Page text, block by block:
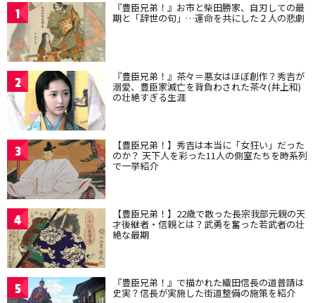
1 『豊臣兄弟！』お市と柴田勝家、自刃しての最
期と「辞世の句」…運命を共にした２人の悲劇
2 『豊臣兄弟！』茶々＝悪女はほぼ創作？秀吉が
溺愛、豊臣家滅亡を背負わされた茶々(井上和)
の壮絶すぎる生涯
3 【豊臣兄弟！】秀吉は本当に「女狂い」だった
のか？ 天下人を彩った11人の側室たちを時系列
で一挙紹介
4 【豊臣兄弟！】22歳で散った長宗我部元親の天
才後継者・信親とは？武勇を奮った若武者の壮
絶な最期
5 『豊臣兄弟！』で描かれた織田信長の道普請は
史実？信長が実施した街道整備の施策を紹介